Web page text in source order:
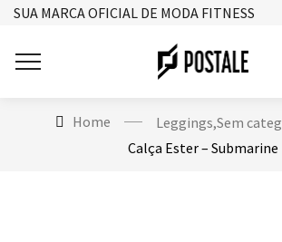
SUA MARCA OFICIAL DE MODA FITNESS
Home Leggings,Sem
Calça Ester – Submarine